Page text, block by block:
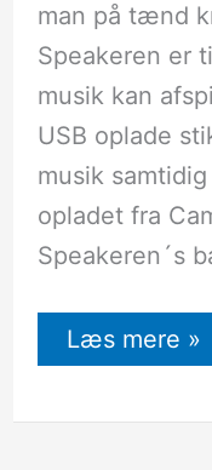
man på tænd
Speakeren er
musik kan
USB oplade
musik
opladet fra
Speakeren´s
Læs mere »